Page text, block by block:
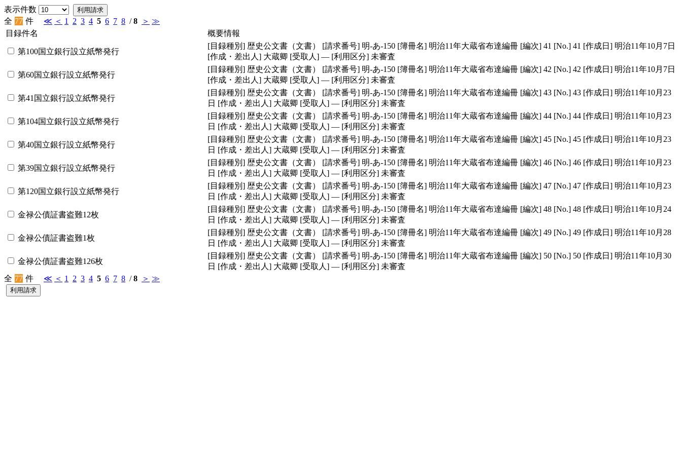
表示件数 利用請求
全 77 件 ≪ ＜ 1 2 3 4 5 6 7 8 /8 ＞ ≫
目録件名
概要情報
第100国立銀行設立紙幣発行
[目録種別] 歴史公文書（文書） [請求番号] 明-あ-150 [簿冊名] 明治11年大蔵省布達編冊 [編次] 41 [No.] 41 [作成日] 明治11年10月7日
[作成・差出人] 大蔵卿 [受取人] ― [利用区分] 未審査
第60国立銀行設立紙幣発行
[目録種別] 歴史公文書（文書） [請求番号] 明-あ-150 [簿冊名] 明治11年大蔵省布達編冊 [編次] 42 [No.] 42 [作成日] 明治11年10月7日
[作成・差出人] 大蔵卿 [受取人] ― [利用区分] 未審査
第41国立銀行設立紙幣発行
[目録種別] 歴史公文書（文書） [請求番号] 明-あ-150 [簿冊名] 明治11年大蔵省布達編冊 [編次] 43 [No.] 43 [作成日] 明治11年10月23
日 [作成・差出人] 大蔵卿 [受取人] ― [利用区分] 未審査
第104国立銀行設立紙幣発行
[目録種別] 歴史公文書（文書） [請求番号] 明-あ-150 [簿冊名] 明治11年大蔵省布達編冊 [編次] 44 [No.] 44 [作成日] 明治11年10月23
日 [作成・差出人] 大蔵卿 [受取人] ― [利用区分] 未審査
第40国立銀行設立紙幣発行
[目録種別] 歴史公文書（文書） [請求番号] 明-あ-150 [簿冊名] 明治11年大蔵省布達編冊 [編次] 45 [No.] 45 [作成日] 明治11年10月23
日 [作成・差出人] 大蔵卿 [受取人] ― [利用区分] 未審査
第39国立銀行設立紙幣発行
[目録種別] 歴史公文書（文書） [請求番号] 明-あ-150 [簿冊名] 明治11年大蔵省布達編冊 [編次] 46 [No.] 46 [作成日] 明治11年10月23
日 [作成・差出人] 大蔵卿 [受取人] ― [利用区分] 未審査
第120国立銀行設立紙幣発行
[目録種別] 歴史公文書（文書） [請求番号] 明-あ-150 [簿冊名] 明治11年大蔵省布達編冊 [編次] 47 [No.] 47 [作成日] 明治11年10月23
日 [作成・差出人] 大蔵卿 [受取人] ― [利用区分] 未審査
金禄公債証書盗難12枚
[目録種別] 歴史公文書（文書） [請求番号] 明-あ-150 [簿冊名] 明治11年大蔵省布達編冊 [編次] 48 [No.] 48 [作成日] 明治11年10月24
日 [作成・差出人] 大蔵卿 [受取人] ― [利用区分] 未審査
金禄公債証書盗難1枚
[目録種別] 歴史公文書（文書） [請求番号] 明-あ-150 [簿冊名] 明治11年大蔵省布達編冊 [編次] 49 [No.] 49 [作成日] 明治11年10月28
日 [作成・差出人] 大蔵卿 [受取人] ― [利用区分] 未審査
金禄公債証書盗難126枚
[目録種別] 歴史公文書（文書） [請求番号] 明-あ-150 [簿冊名] 明治11年大蔵省布達編冊 [編次] 50 [No.] 50 [作成日] 明治11年10月30
日 [作成・差出人] 大蔵卿 [受取人] ― [利用区分] 未審査
全 77 件 ≪ ＜ 1 2 3 4 5 6 7 8 /8 ＞ ≫
利用請求